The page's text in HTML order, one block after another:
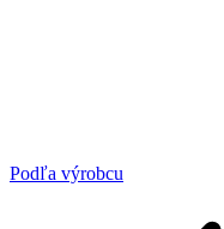
Podľa výrobcu